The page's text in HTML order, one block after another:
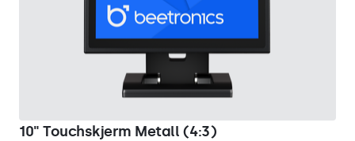
10" Touchskjerm Metall (4:3)